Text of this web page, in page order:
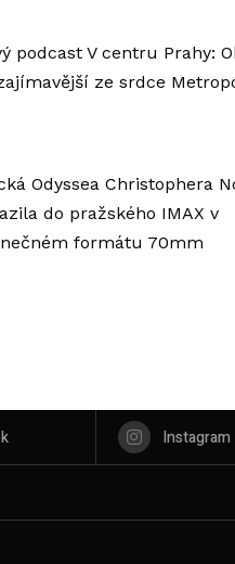
podcast V centru Prahy:
ze srdce
Odyssea Christophera
do pražského IMAX v
formátu 70mm
Instagram